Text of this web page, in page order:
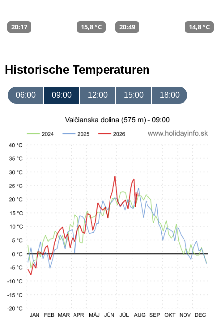
20:17 15,8 °C 20:49 14,8 °C
Historische Temperaturen
06:00 09:00 12:00 15:00 18:00